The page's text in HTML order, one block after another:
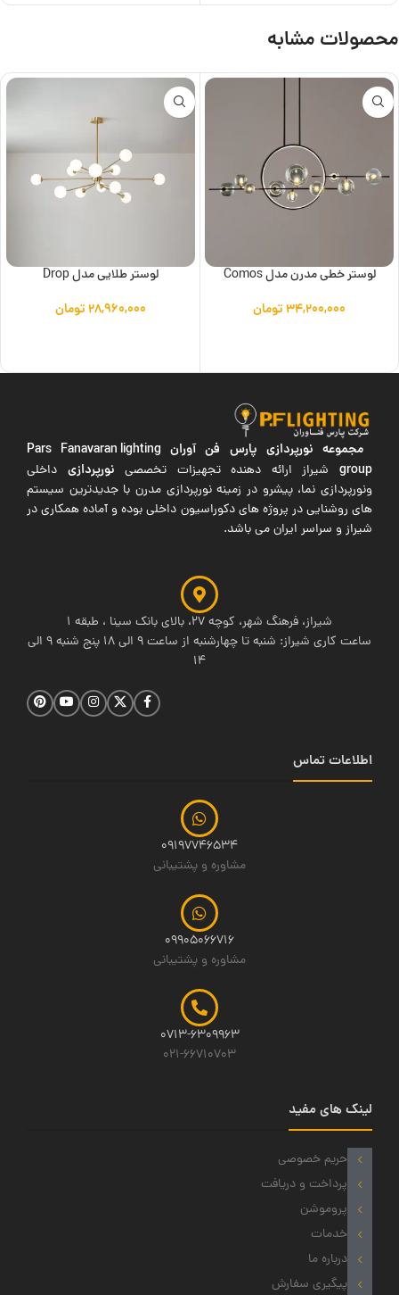
محصولات مشابه
لوستر خطی مدرن مدل Comos
۳۴,۲۰۰,۰۰۰تومان
لوستر طلایی مدل Drop
۲۸,۹۶۰,۰۰۰تومان
مجموعه نورپردازی پارس فن آوران Pars Fanavaran lighting
groupشیراز ارائه دهنده تجهیزات تخصصی نورپردازی داخلی
ونورپردازی نما، پیشرو در زمینه نورپردازی مدرن با جدیدترین سیستم
های روشنایی در پروژه های دکوراسیون داخلی بوده و آماده همکاری در
شیراز و سراسر ایران می باشد.
شیراز، فرهنگ شهر، کوچه 27، بالای بانک سینا ، طبقه 1
ساعت کاری شیراز: شنبه تا چهارشنبه از ساعت 9 الی 18 پنج شنبه 9 الی
14
اطلاعات تماس
09197746534
مشاوره و پشتیبانی
09905066716
مشاوره و پشتیبانی
0713-6309963
021-66710703
لینک های مفید
حریم خصوصی
پرداخت و دریافت
پروموشن
خدمات
درباره ما
پیگیری سفارش